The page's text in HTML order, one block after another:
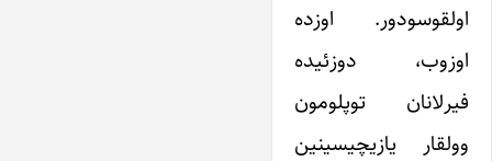
اولقوسودور. اوزده
اوزوب، دوزئیده
فیرلانان توپلومون
وولقار یازیچیسینین